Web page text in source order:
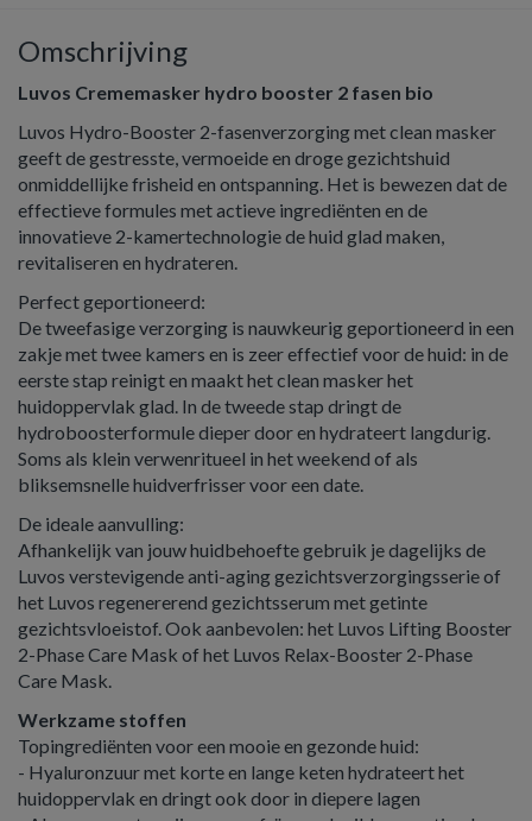
Omschrijving
Luvos Crememasker hydro booster 2 fasen bio
Luvos Hydro-Booster 2-fasenverzorging met clean masker
geeft de gestresste, vermoeide en droge gezichtshuid
onmiddellijke frisheid en ontspanning. Het is bewezen dat de
effectieve formules met actieve ingrediënten en de
innovatieve 2-kamertechnologie de huid glad maken,
revitaliseren en hydrateren.
Perfect geportioneerd:
De tweefasige verzorging is nauwkeurig geportioneerd in een
zakje met twee kamers en is zeer effectief voor de huid: in de
eerste stap reinigt en maakt het clean masker het
huidoppervlak glad. In de tweede stap dringt de
hydroboosterformule dieper door en hydrateert langdurig.
Soms als klein verwenritueel in het weekend of als
bliksemsnelle huidverfrisser voor een date.
De ideale aanvulling:
Afhankelijk van jouw huidbehoefte gebruik je dagelijks de
Luvos verstevigende anti-aging gezichtsverzorgingsserie of
het Luvos regenererend gezichtsserum met getinte
gezichtsvloeistof. Ook aanbevolen: het Luvos Lifting Booster
2-Phase Care Mask of het Luvos Relax-Booster 2-Phase
Care Mask.
Werkzame stoffen
Topingrediënten voor een mooie en gezonde huid:
- Hyaluronzuur met korte en lange keten hydrateert het
huidoppervlak en dringt ook door in diepere lagen